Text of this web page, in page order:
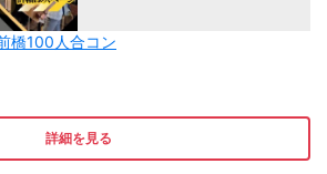
橋100人合コン
詳細を見る